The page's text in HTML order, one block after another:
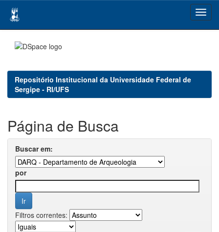
navigation
Repositório Institucional da Universidade Federal de
Sergipe - RI/UFS
Página de Busca
Buscar em:
por
Filtros correntes: